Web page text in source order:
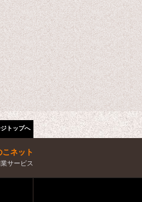
トップへ
こネット
サービス